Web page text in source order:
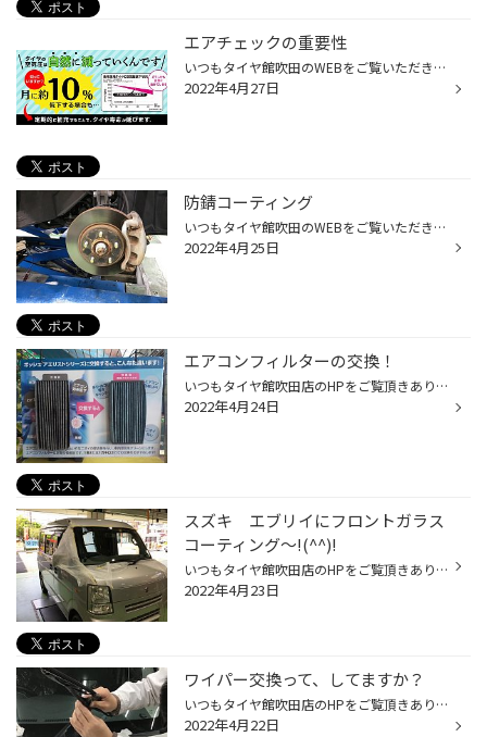
エアチェックの重要性
いつもタイヤ館吹田のWEBをご覧いただきありがとうございます(^^)/ 突然ですが、 タイヤの空気圧って定期的に点検してますでしょうか？ 定期的に見ていらっしゃる方もいますが ついつい忘れちゃいますよね… ですが空気圧って、とっっても大切なんです！！ 空気圧が減っている状態での走行は ・燃費...
2022年4月27日
防錆コーティング
いつもタイヤ館吹田のWEBをご覧いただきありがとうございます(^^)/ 唐突ですが、「ハブベアリング」というパーツ、ご存知でしょうか？ ハブベアリングというパーツは通称「ハブ」と呼ばれていますが、 これはタイヤ(厳密にはホイール)を車体に装着するための部品になります！ ⬇️施工前⬇️ このハブで...
2022年4月25日
エアコンフィルターの交換！
いつもタイヤ館吹田店のHPをご覧頂きありがとうございます！ 暖かい季節になって日によっては暑いぐらいになりましたね！ エアコンの冷房を入れる方も増えているかと思いますが… いざつけてみると… 「ほこりっぽいなぁ」 「なんとなく臭いが・・・」 と気になることはございませんか？ 原因は車の中...
2022年4月24日
スズキ エブリイにフロントガラス
コーティング～!(^^)!
いつもタイヤ館吹田店のHPをご覧頂きありがとうございます！ 本日はタイヤ館吹田店の人気商品☆彡 フロントガラスコーティング！！ 雨降りの日で視界が悪くて…不安になったことありませんか？ そんなお客様には是非タイヤ館吹田店のガラス撥水コーティングがオススメ!! 本日はスズキの人気のお車エブ...
2022年4月23日
ワイパー交換って、してますか？
いつもタイヤ館吹田店のHPをご覧頂きありがとうございます！ 最近、ものすごい雨が降りましたね… 雨の日の運転にはワイパーが欠かせません！ そしてもうじき、梅雨がきます！ ということで今回はワイパー交換を紹介します♪ ワイパーはだんだんと劣化して行きます∑(ﾟДﾟ) 拭きムラや拭き残しがあると...
2022年4月22日